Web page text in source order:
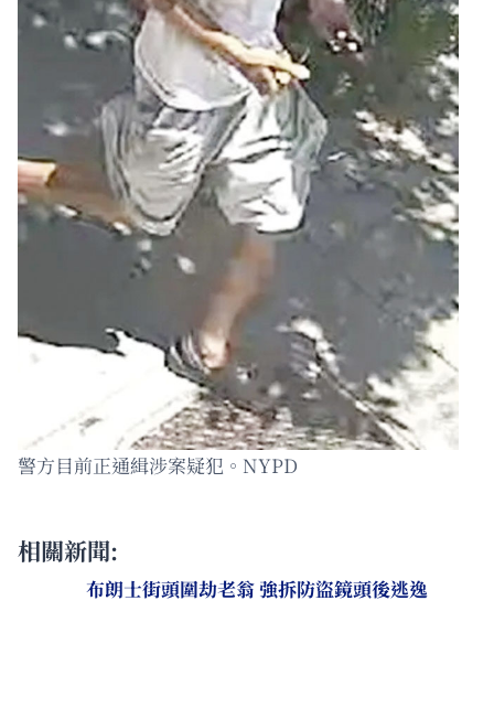
警方目前正通緝涉案疑犯。NYPD
相關新聞:
布朗士街頭圍劫老翁 強拆防盜鏡頭後逃逸